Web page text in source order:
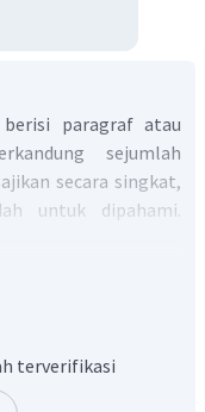
paragraf atau
sejumlah
secara singkat,
untuk dipahami.
fakta.
fakta
terverifikasi